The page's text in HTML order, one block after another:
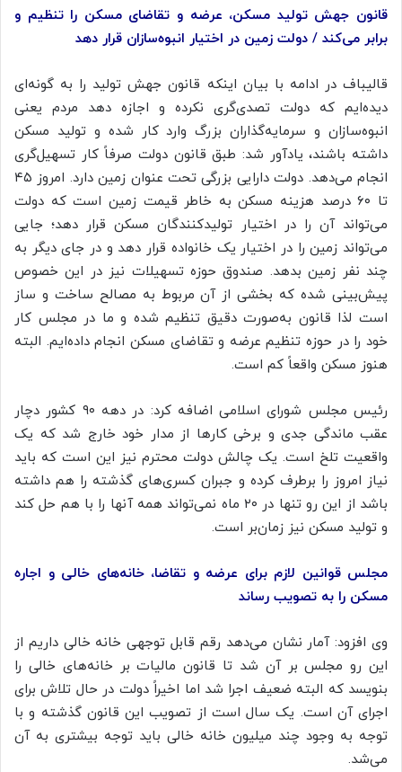
قانون جهش تولید مسکن، عرضه و تقاضای مسکن را تنظیم و
برابر می‌کند / دولت زمین در اختیار انبوه‌سازان قرار دهد
قالیباف در ادامه با بیان اینکه قانون جهش تولید را به گونه‌ای
دیده‌ایم که دولت تصدی‌گری نکرده و اجازه دهد مردم یعنی
انبوه‌سازان و سرمایه‌گذاران بزرگ وارد کار شده و تولید مسکن
داشته باشند، یادآور شد: طبق قانون دولت صرفاً کار تسهیل‌گری
انجام می‌دهد. دولت دارایی بزرگی تحت عنوان زمین دارد. امروز ۴۵
تا ۶۰ درصد هزینه مسکن به خاطر قیمت زمین است که دولت
می‌تواند آن را در اختیار تولیدکنندگان مسکن قرار دهد؛ جایی
می‌تواند زمین را در اختیار یک خانواده قرار دهد و در جای دیگر به
چند نفر زمین بدهد. صندوق حوزه تسهیلات نیز در این خصوص
پیش‌بینی شده که بخشی از آن مربوط به مصالح ساخت و ساز
است لذا قانون به‌صورت دقیق تنظیم شده و ما در مجلس کار
خود را در حوزه تنظیم عرضه و تقاضای مسکن انجام داده‌ایم. البته
هنوز مسکن واقعاً کم است.
رئیس مجلس شورای اسلامی اضافه کرد: در دهه ۹۰ کشور دچار
عقب ماندگی جدی و برخی کارها از مدار خود خارج شد که یک
واقعیت تلخ است. یک چالش دولت محترم نیز این است که باید
نیاز امروز را برطرف کرده و جبران کسری‌های گذشته را هم داشته
باشد از این رو تنها در ۲۰ ماه نمی‌تواند همه آنها را با هم حل کند
و تولید مسکن نیز زمان‌بر است.
مجلس قوانین لازم برای عرضه و تقاضا، خانه‌های خالی و اجاره
مسکن را به تصویب رساند
وی افزود: آمار نشان می‌دهد رقم قابل توجهی خانه خالی داریم از
این رو مجلس بر آن شد تا قانون مالیات بر خانه‌های خالی را
بنویسد که البته ضعیف اجرا شد اما اخیراً دولت در حال تلاش برای
اجرای آن است. یک سال است از تصویب این قانون گذشته و با
توجه به وجود چند میلیون خانه خالی باید توجه بیشتری به آن
می‌شد.